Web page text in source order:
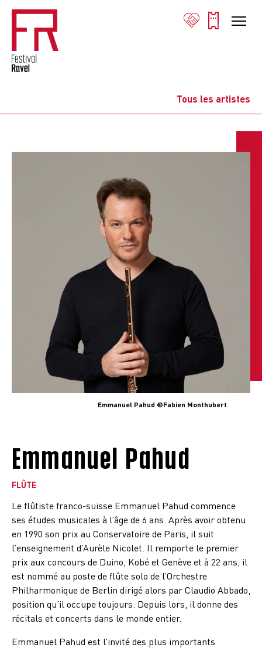
Tous les artistes
Emmanuel Pahud ©Fabien Monthubert
Emmanuel Pahud
FLÛTE
Le flûtiste franco-suisse Emmanuel Pahud commence
ses études musicales à l’âge de 6 ans. Après avoir obtenu
en 1990 son prix au Conservatoire de Paris, il suit
l’enseignement d’Aurèle Nicolet. Il remporte le premier
prix aux concours de Duino, Kobé et Genève et à 22 ans, il
est nommé au poste de flûte solo de l’Orchestre
Philharmonique de Berlin dirigé alors par Claudio Abbado,
position qu’il occupe toujours. Depuis lors, il donne des
récitals et concerts dans le monde entier.
Emmanuel Pahud est l’invité des plus importants